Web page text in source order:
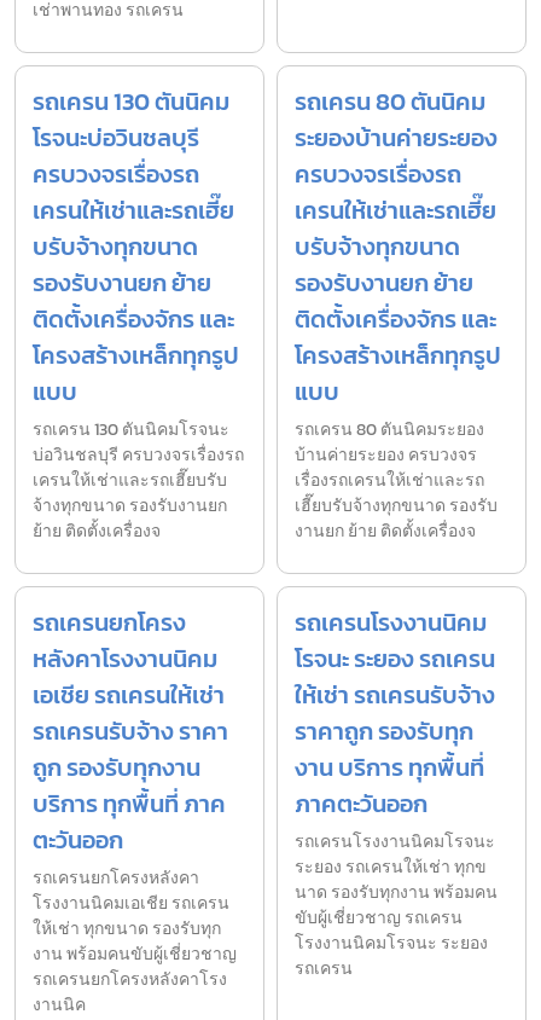
เช่าพานทอง รถเครน
รถเครน 130 ตันนิคม
โรจนะบ่อวินชลบุรี
ครบวงจรเรื่องรถ
เครนให้เช่าและรถเฮี๊ย
บรับจ้างทุกขนาด
รองรับงานยก ย้าย
ติดตั้งเครื่องจักร และ
โครงสร้างเหล็กทุกรูป
แบบ
รถเครน 130 ตันนิคมโรจนะ
บ่อวินชลบุรี ครบวงจรเรื่องรถ
เครนให้เช่าและรถเฮี๊ยบรับ
จ้างทุกขนาด รองรับงานยก
ย้าย ติดตั้งเครื่องจ
รถเครน 80 ตันนิคม
ระยองบ้านค่ายระยอง
ครบวงจรเรื่องรถ
เครนให้เช่าและรถเฮี๊ย
บรับจ้างทุกขนาด
รองรับงานยก ย้าย
ติดตั้งเครื่องจักร และ
โครงสร้างเหล็กทุกรูป
แบบ
รถเครน 80 ตันนิคมระยอง
บ้านค่ายระยอง ครบวงจร
เรื่องรถเครนให้เช่าและรถ
เฮี๊ยบรับจ้างทุกขนาด รองรับ
งานยก ย้าย ติดตั้งเครื่องจ
รถเครนยกโครง
หลังคาโรงงานนิคม
เอเชีย รถเครนให้เช่า
รถเครนรับจ้าง ราคา
ถูก รองรับทุกงาน
บริการ ทุกพื้นที่ ภาค
ตะวันออก
รถเครนยกโครงหลังคา
โรงงานนิคมเอเชีย รถเครน
ให้เช่า ทุกขนาด รองรับทุก
งาน พร้อมคนขับผู้เชี่ยวชาญ
รถเครนยกโครงหลังคาโรง
งานนิค
รถเครนโรงงานนิคม
โรจนะ ระยอง รถเครน
ให้เช่า รถเครนรับจ้าง
ราคาถูก รองรับทุก
งาน บริการ ทุกพื้นที่
ภาคตะวันออก
รถเครนโรงงานนิคมโรจนะ
ระยอง รถเครนให้เช่า ทุกข
นาด รองรับทุกงาน พร้อมคน
ขับผู้เชี่ยวชาญ รถเครน
โรงงานนิคมโรจนะ ระยอง
รถเครน